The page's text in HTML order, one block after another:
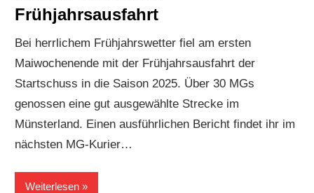
Frühjahrsausfahrt
Bei herrlichem Frühjahrswetter fiel am ersten
Maiwochenende mit der Frühjahrsausfahrt der
Startschuss in die Saison 2025. Über 30 MGs
genossen eine gut ausgewählte Strecke im
Münsterland. Einen ausführlichen Bericht findet ihr im
nächsten MG-Kurier…
Weiterlesen